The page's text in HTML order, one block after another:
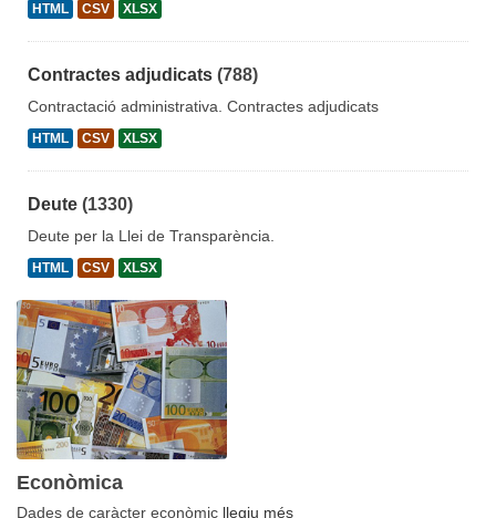
HTML CSV XLSX
Contractes adjudicats (788)
Contractació administrativa. Contractes adjudicats
HTML CSV XLSX
Deute (1330)
Deute per la Llei de Transparència.
HTML CSV XLSX
Econòmica
Dades de caràcter econòmic llegiu més